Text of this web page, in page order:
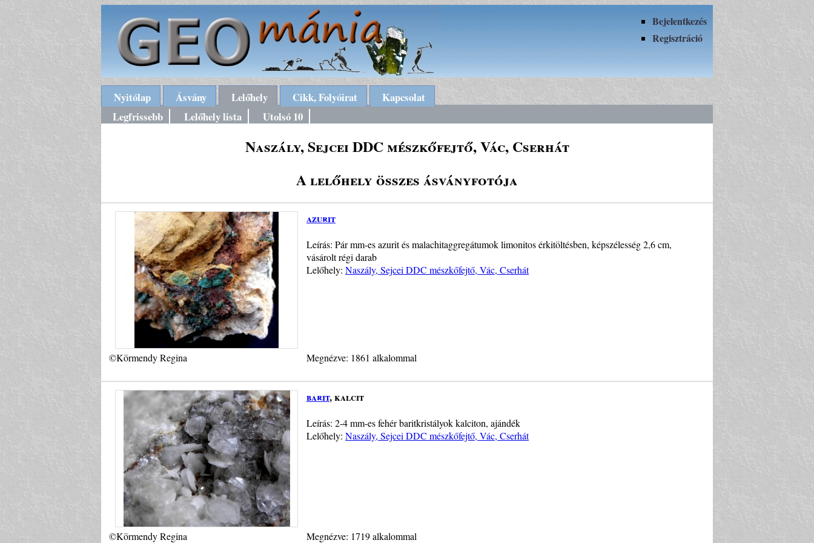
Bejelentkezés
Regisztráció
Nyitólap Ásvány Lelőhely Cikk, Folyóirat
Kapcsolat
Legfrissebb
Lelőhely lista Utolsó 10
Naszály, Sejcei DDC mészkőfejtő, Vác, Cserhát
A lelőhely összes ásványfotója
azurit
Leírás: Pár mm-es azurit és malachitaggregátumok limonitos érkitöltésben, képszélesség 2,6 cm,
vásárolt régi darab
Lelőhely: Naszály, Sejcei DDC mészkőfejtő, Vác, Cserhát
©Körmendy Regina Megnézve: 1861 alkalommal
barit, kalcit
Leírás: 2-4 mm-es fehér baritkristályok kalciton, ajándék
Lelőhely: Naszály, Sejcei DDC mészkőfejtő, Vác, Cserhát
©Körmendy Regina Megnézve: 1719 alkalommal